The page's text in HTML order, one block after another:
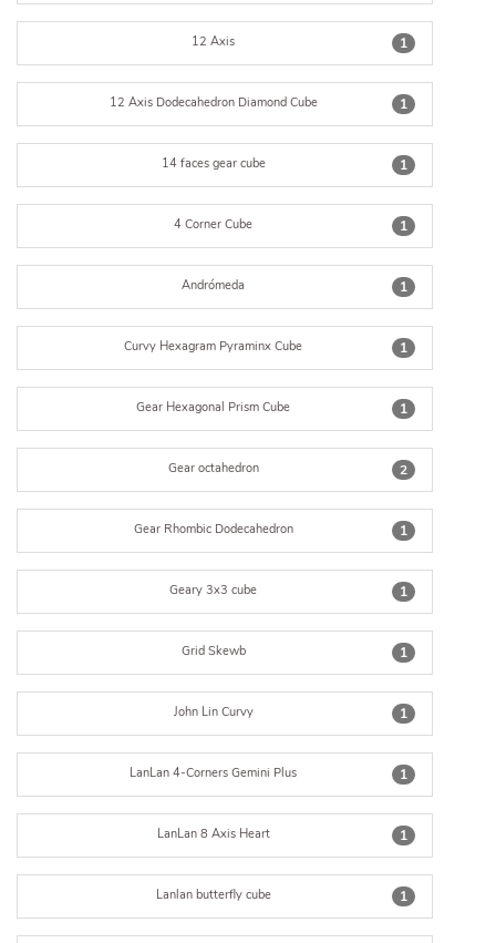
1
12 Axis
1
12 Axis Dodecahedron Diamond Cube
1
14 faces gear cube
1
4 Corner Cube
1
Andrómeda
1
Curvy Hexagram Pyraminx Cube
1
Gear Hexagonal Prism Cube
2
Gear octahedron
1
Gear Rhombic Dodecahedron
1
Geary 3x3 cube
1
Grid Skewb
1
John Lin Curvy
1
LanLan 4-Corners Gemini Plus
1
LanLan 8 Axis Heart
1
Lanlan butterfly cube